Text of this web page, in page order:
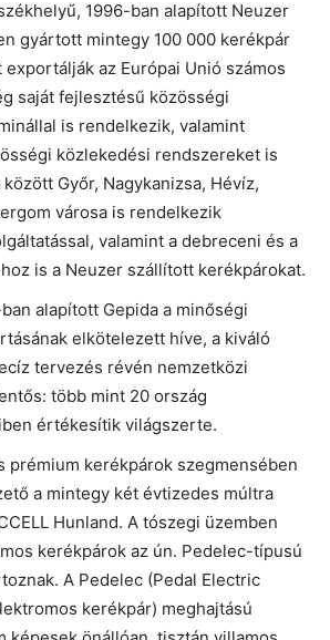
1996-ban alapított Neuzer
gyártott mintegy 100 000 kerékpár
exportálják az Európai Unió számos
saját fejlesztésű közösségi
is rendelkezik, valamint
közlekedési rendszereket is
Győr, Nagykanizsa, Hévíz,
városa is rendelkezik
valamint a debreceni és a
is a Neuzer szállított kerékpárokat.
alapított Gepida a minőségi
elkötelezett híve, a kiváló
tervezés révén nemzetközi
több mint 20 ország
értékesítik világszerte.
prémium kerékpárok szegmensében
a mintegy két évtizedes múltra
Hunland. A tószegi üzemben
kerékpárok az ún. Pedelec-típusú
A Pedelec (Pedal Electric
kerékpár) meghajtású